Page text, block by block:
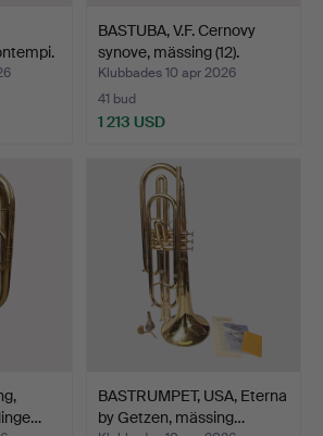
BASTUBA, V.F. Cernovy
synove, mässing (12).
Klubbades 10 apr 2026
41 bud
1 213 USD
BASTRUMPET, USA, Eterna
by Getzen, mässing…